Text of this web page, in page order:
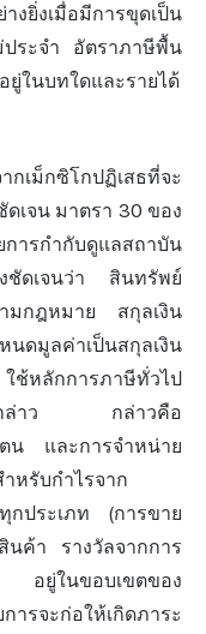
ยิ่งเมื่อมีการขุดเป็น
ประจำ อัตราภาษีพื้น
ในบทใดและรายได้
เม็กซิโกปฏิเสธที่จะ
ดเจน มาตรา 30 ของ
ารกำกับดูแลสถาบัน
ชัดเจนว่า สินทรัพย์
ามกฎหมาย สกุลเงิน
ดมูลค่าเป็นสกุลเงิน
ใช้หลักการภาษีทั่วไป
ดังกล่าว กล่าวคือ
น และการจำหน่าย
หรับกำไรจาก
กประเภท (การขาย
นค้า รางวัลจากการ
ยู่ในขอบเขตของ
รจะก่อให้เกิดภาระ